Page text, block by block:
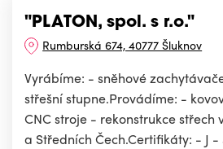
"PLATON, spol. s r.o."
Rumburská 674, 40777 Šluknov
Vyrábíme: - sněhové
střešní stupne.Provádíme: -
CNC stroje - rekonstrukce střech
a Středních Čech.Certifikáty: - J -